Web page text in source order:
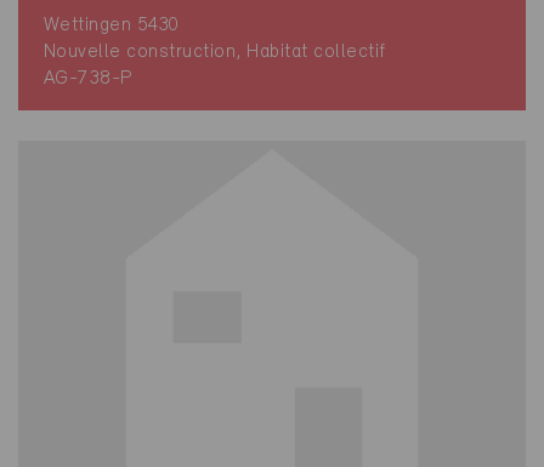
Wettingen 5430
Nouvelle construction, Habitat collectif
AG-738-P